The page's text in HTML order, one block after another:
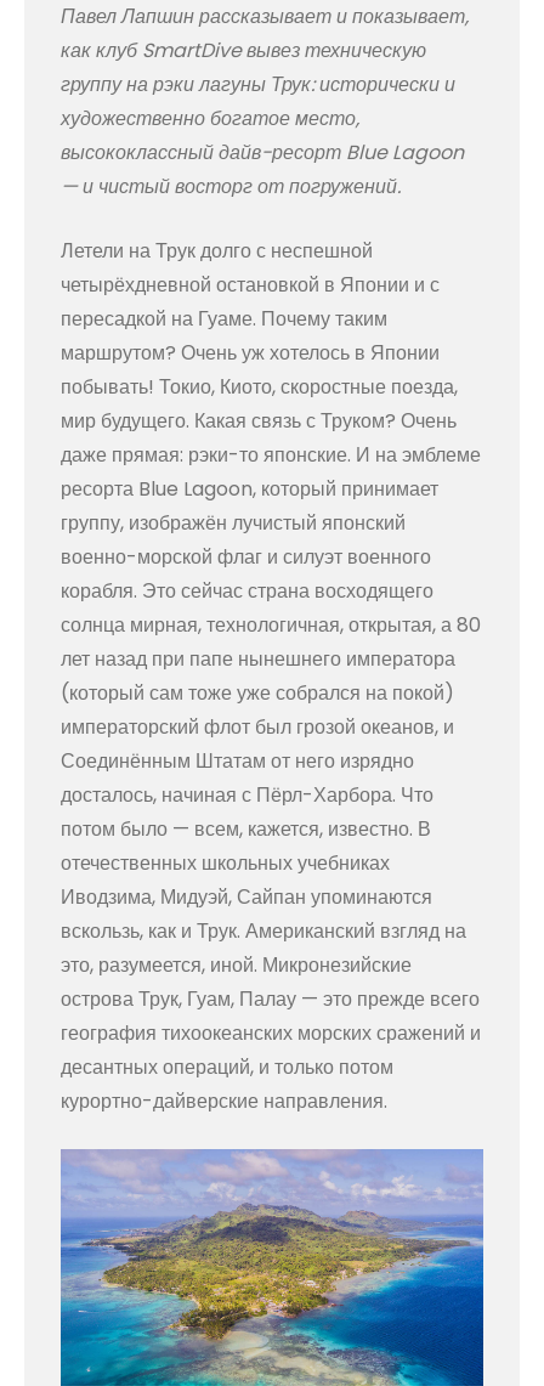
Павел Лапшин рассказывает и показывает,
как клуб SmartDive вывез техническую
группу на рэки лагуны Трук: исторически и
художественно богатое место,
высококлассный дайв-ресорт Blue Lagoon
— и чистый восторг от погружений.
Летели на Трук долго с неспешной
четырёхдневной остановкой в Японии и с
пересадкой на Гуаме. Почему таким
маршрутом? Очень уж хотелось в Японии
побывать! Токио, Киото, скоростные поезда,
мир будущего. Какая связь с Труком? Очень
даже прямая: рэки-то японские. И на эмблеме
ресорта Blue Lagoon, который принимает
группу, изображён лучистый японский
военно-морской флаг и силуэт военного
корабля. Это сейчас страна восходящего
солнца мирная, технологичная, открытая, а 80
лет назад при папе нынешнего императора
(который сам тоже уже собрался на покой)
императорский флот был грозой океанов, и
Соединённым Штатам от него изрядно
досталось, начиная с Пёрл-Харбора. Что
потом было — всем, кажется, известно. В
отечественных школьных учебниках
Иводзима, Мидуэй, Сайпан упоминаются
вскользь, как и Трук. Американский взгляд на
это, разумеется, иной. Микронезийские
острова Трук, Гуам, Палау — это прежде всего
география тихоокеанских морских сражений и
десантных операций, и только потом
курортно-дайверские направления.